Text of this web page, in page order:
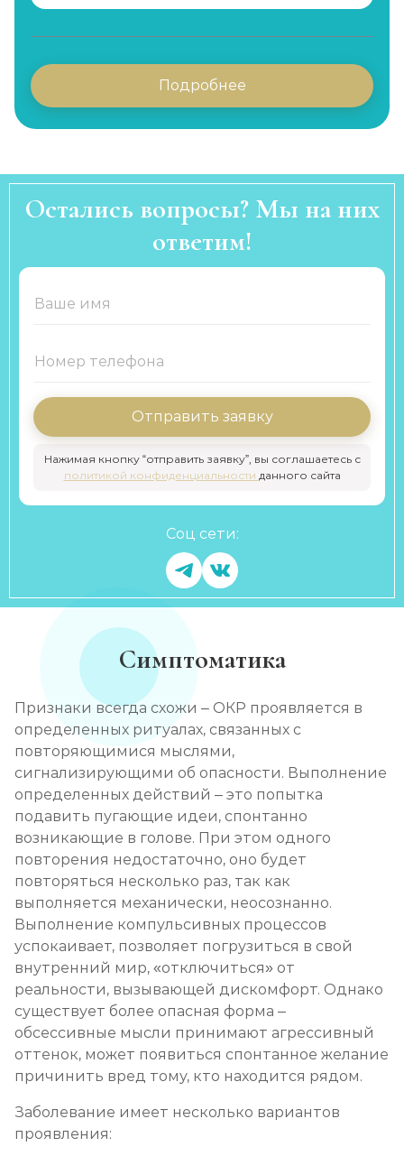
Подробнее
Остались вопросы? Мы на них
ответим!
Отправить заявку
Нажимая кнопку “отправить заявку”, вы соглашаетесь с
политикой конфиденциальности данного сайта
Соц сети:
Симптоматика
Признаки всегда схожи – ОКР проявляется в
определенных ритуалах, связанных с
повторяющимися мыслями,
сигнализирующими об опасности. Выполнение
определенных действий – это попытка
подавить пугающие идеи, спонтанно
возникающие в голове. При этом одного
повторения недостаточно, оно будет
повторяться несколько раз, так как
выполняется механически, неосознанно.
Выполнение компульсивных процессов
успокаивает, позволяет погрузиться в свой
внутренний мир, «отключиться» от
реальности, вызывающей дискомфорт. Однако
существует более опасная форма –
обсессивные мысли принимают агрессивный
оттенок, может появиться спонтанное желание
причинить вред тому, кто находится рядом.
Заболевание имеет несколько вариантов
проявления: